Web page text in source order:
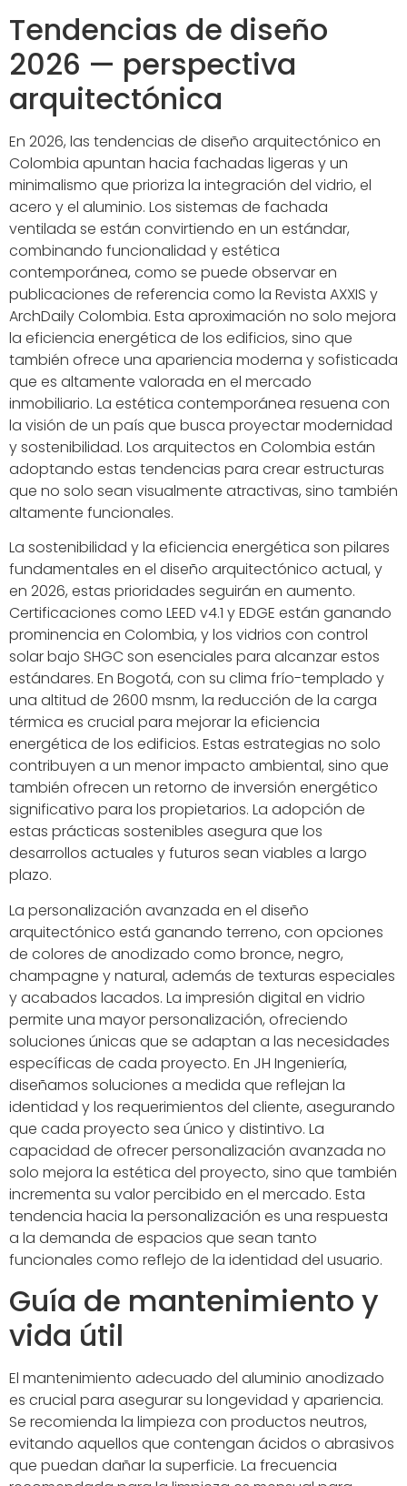
Tendencias de diseño
2026 — perspectiva
arquitectónica
En 2026, las tendencias de diseño arquitectónico en
Colombia apuntan hacia fachadas ligeras y un
minimalismo que prioriza la integración del vidrio, el
acero y el aluminio. Los sistemas de fachada
ventilada se están convirtiendo en un estándar,
combinando funcionalidad y estética
contemporánea, como se puede observar en
publicaciones de referencia como la Revista AXXIS y
ArchDaily Colombia. Esta aproximación no solo mejora
la eficiencia energética de los edificios, sino que
también ofrece una apariencia moderna y sofisticada
que es altamente valorada en el mercado
inmobiliario. La estética contemporánea resuena con
la visión de un país que busca proyectar modernidad
y sostenibilidad. Los arquitectos en Colombia están
adoptando estas tendencias para crear estructuras
que no solo sean visualmente atractivas, sino también
altamente funcionales.
La sostenibilidad y la eficiencia energética son pilares
fundamentales en el diseño arquitectónico actual, y
en 2026, estas prioridades seguirán en aumento.
Certificaciones como LEED v4.1 y EDGE están ganando
prominencia en Colombia, y los vidrios con control
solar bajo SHGC son esenciales para alcanzar estos
estándares. En Bogotá, con su clima frío-templado y
una altitud de 2600 msnm, la reducción de la carga
térmica es crucial para mejorar la eficiencia
energética de los edificios. Estas estrategias no solo
contribuyen a un menor impacto ambiental, sino que
también ofrecen un retorno de inversión energético
significativo para los propietarios. La adopción de
estas prácticas sostenibles asegura que los
desarrollos actuales y futuros sean viables a largo
plazo.
La personalización avanzada en el diseño
arquitectónico está ganando terreno, con opciones
de colores de anodizado como bronce, negro,
champagne y natural, además de texturas especiales
y acabados lacados. La impresión digital en vidrio
permite una mayor personalización, ofreciendo
soluciones únicas que se adaptan a las necesidades
específicas de cada proyecto. En JH Ingeniería,
diseñamos soluciones a medida que reflejan la
identidad y los requerimientos del cliente, asegurando
que cada proyecto sea único y distintivo. La
capacidad de ofrecer personalización avanzada no
solo mejora la estética del proyecto, sino que también
incrementa su valor percibido en el mercado. Esta
tendencia hacia la personalización es una respuesta
a la demanda de espacios que sean tanto
funcionales como reflejo de la identidad del usuario.
Guía de mantenimiento y
vida útil
El mantenimiento adecuado del aluminio anodizado
es crucial para asegurar su longevidad y apariencia.
Se recomienda la limpieza con productos neutros,
evitando aquellos que contengan ácidos o abrasivos
que puedan dañar la superficie. La frecuencia